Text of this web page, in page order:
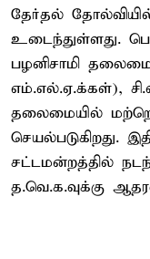
தேர்தல்
உடைந்துள்ளது.
பழனிசாமி
எம்.எல்.ஏ.க்கள்),
தலைமையில்
செயல்படுகிறது.
சட்டமன்றத்தில்
த.வெ.க.வுக்கு